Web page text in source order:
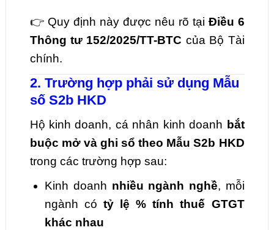
👉 Quy định này được nêu rõ tại Điều 6
Thông tư 152/2025/TT-BTC của Bộ Tài
chính.
2. Trường hợp phải sử dụng Mẫu
số S2b HKD
Hộ kinh doanh, cá nhân kinh doanh bắt
buộc mở và ghi sổ theo Mẫu S2b HKD
trong các trường hợp sau:
Kinh doanh nhiều ngành nghề, mỗi
ngành cótỷ lệ % tính thuế GTGT
khác nhau